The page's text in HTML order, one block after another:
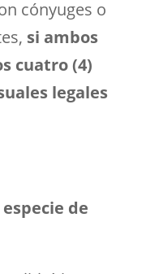
cónyuges o
si ambos
cuatro (4)
legales
de